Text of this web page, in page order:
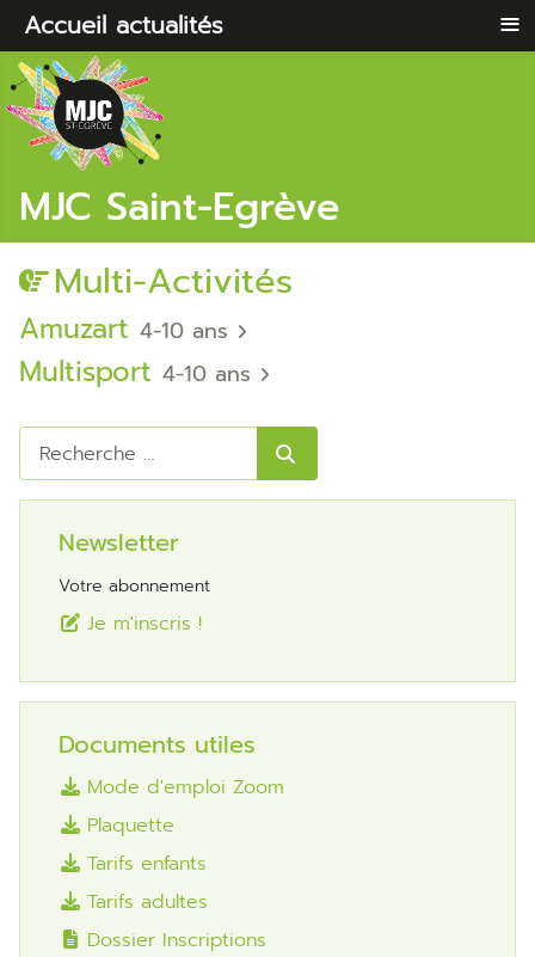
MJC Saint-Egrève
Multi-Activités
Amuzart 4-10 ans
Multisport 4-10 ans
Rechercher
Newsletter
Votre abonnement
Je m'inscris !
Documents utiles
Mode d'emploi Zoom
Plaquette
Tarifs enfants
Tarifs adultes
Dossier Inscriptions
Accueil actualités ≡